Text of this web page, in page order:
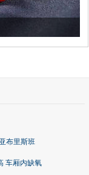
布里斯班
车厢内缺氧